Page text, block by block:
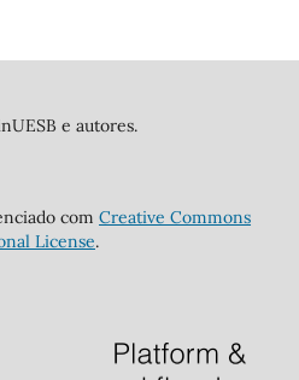
e autores.
comCreative Commons
License.